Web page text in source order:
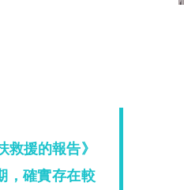
援的報告》
，確實存在較